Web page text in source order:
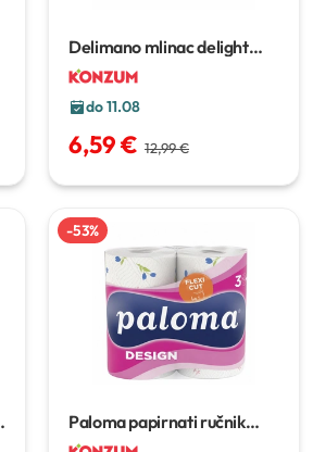
Delimano mlinac delight
KSD-00
do 11.08
6,59 € 12,99 €
-53%
Paloma papirnati ručnik
Design 2 role